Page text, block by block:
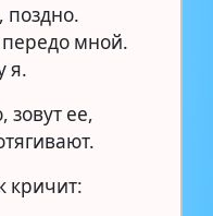
поздно.
мной.
я.
зовут ее,
кричит: